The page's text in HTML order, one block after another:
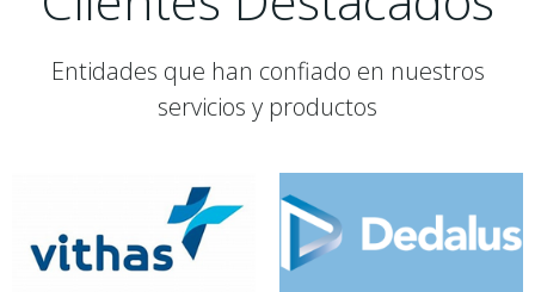
Entidades que han confiado en nuestros
servicios y productos